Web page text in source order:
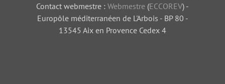
Contact webmestre : Webmestre (ECCOREV) -
Europôle méditerranéen de L'Arbois - BP 80 -
13545 Aix en Provence Cedex 4